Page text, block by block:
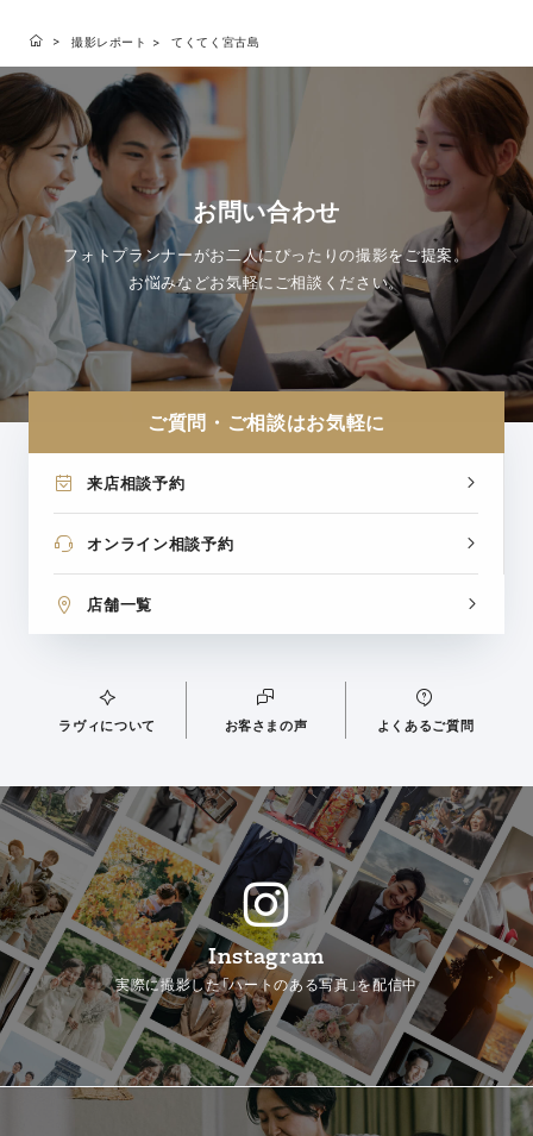
撮影レポート てくてく宮古島
お問い合わせ
フォトプランナーがお二人にぴったりの撮影をご提案。
お悩みなどお気軽にご相談ください。
ご質問・ご相談はお気軽に
来店相談予約
オンライン相談予約
店舗一覧
ラヴィについて お客さまの声 よくあるご質問
Instagram
実際に撮影した「ハートのある写真」を配信中